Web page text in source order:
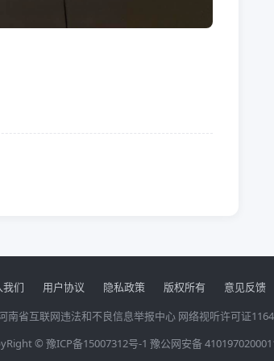
我们 用户协议 隐私政策 版权所有 意见反馈
南省互联网违法和不良信息举报中心 网络视听许可证
© 豫ICP备15007312号-1 豫公网安备